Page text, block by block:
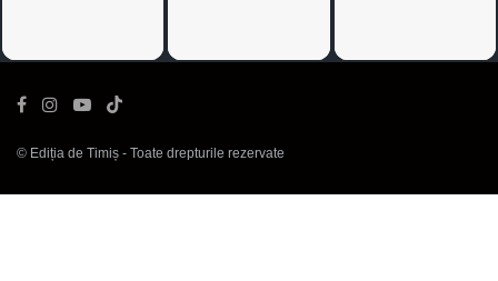
© Ediția de Timiș - Toate drepturile rezervate